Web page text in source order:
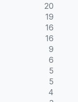
20
19
16
16
9
6
5
5
4